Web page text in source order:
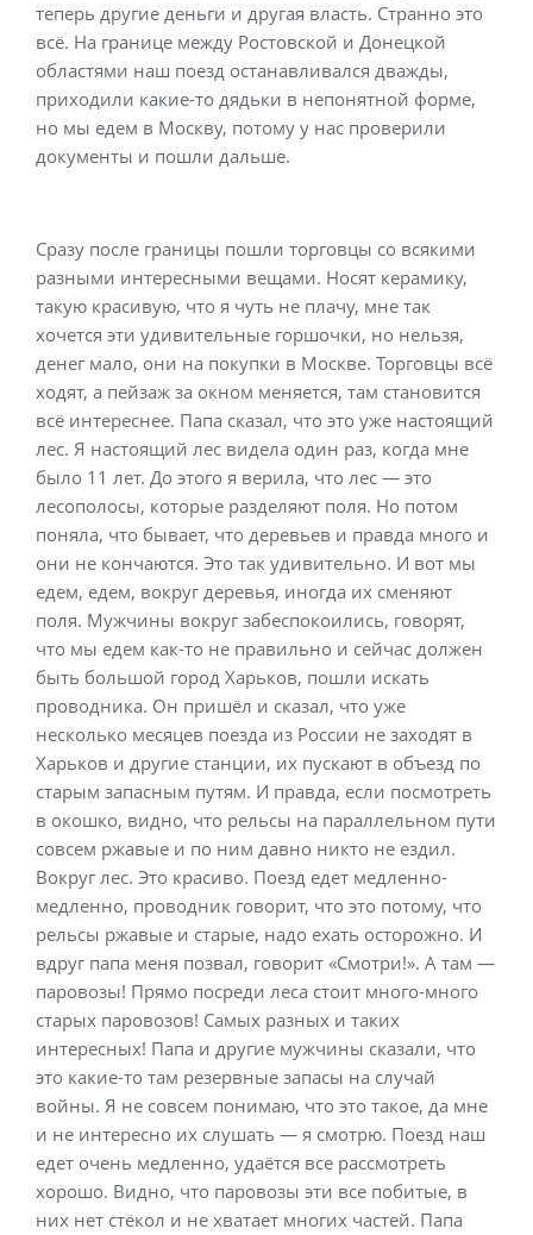
теперь другие деньги и другая власть. Странно это
всё. На границе между Ростовской и Донецкой
областями наш поезд останавливался дважды,
приходили какие-то дядьки в непонятной форме,
но мы едем в Москву, потому у нас проверили
документы и пошли дальше.
Сразу после границы пошли торговцы со всякими
разными интересными вещами. Носят керамику,
такую красивую, что я чуть не плачу, мне так
хочется эти удивительные горшочки, но нельзя,
денег мало, они на покупки в Москве. Торговцы всё
ходят, а пейзаж за окном меняется, там становится
всё интереснее. Папа сказал, что это уже настоящий
лес. Я настоящий лес видела один раз, когда мне
было 11 лет. До этого я верила, что лес — это
лесополосы, которые разделяют поля. Но потом
поняла, что бывает, что деревьев и правда много и
они не кончаются. Это так удивительно. И вот мы
едем, едем, вокруг деревья, иногда их сменяют
поля. Мужчины вокруг забеспокоились, говорят,
что мы едем как-то не правильно и сейчас должен
быть большой город Харьков, пошли искать
проводника. Он пришёл и сказал, что уже
несколько месяцев поезда из России не заходят в
Харьков и другие станции, их пускают в объезд по
старым запасным путям. И правда, если посмотреть
в окошко, видно, что рельсы на параллельном пути
совсем ржавые и по ним давно никто не ездил.
Вокруг лес. Это красиво. Поезд едет медленно-
медленно, проводник говорит, что это потому, что
рельсы ржавые и старые, надо ехать осторожно. И
вдруг папа меня позвал, говорит «Смотри!». А там —
паровозы! Прямо посреди леса стоит много-много
старых паровозов! Самых разных и таких
интересных! Папа и другие мужчины сказали, что
это какие-то там резервные запасы на случай
войны. Я не совсем понимаю, что это такое, да мне
и не интересно их слушать — я смотрю. Поезд наш
едет очень медленно, удаётся все рассмотреть
хорошо. Видно, что паровозы эти все побитые, в
них нет стёкол и не хватает многих частей. Папа